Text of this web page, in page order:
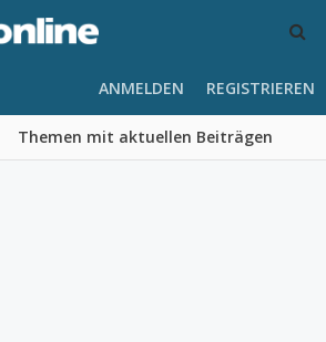
Themen mit aktuellen Beiträgen
ANMELDEN REGISTRIEREN